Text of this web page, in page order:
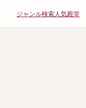
ジャンル検索人気殿堂